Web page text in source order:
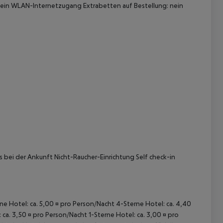
WLAN-Internetzugang Extrabetten auf Bestellung: nein
bei der Ankunft Nicht-Raucher-Einrichtung Self check-in
Hotel: ca. 5,00 ¤ pro Person/Nacht 4-Sterne Hotel: ca. 4,40
3,50 ¤ pro Person/Nacht 1-Sterne Hotel: ca. 3,00 ¤ pro